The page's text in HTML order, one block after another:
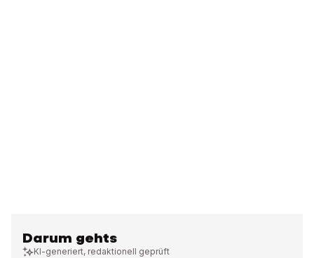
Darum gehts
KI-generiert, redaktionell geprüft